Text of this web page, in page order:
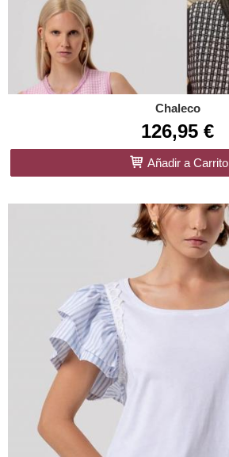
Chaleco
126,95 €
Añadir a Carrito